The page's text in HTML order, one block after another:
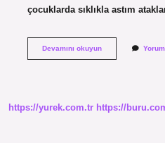
çocuklarda sıklıkla astım
Devamını okuyunTürkiyede
https://yurek.com.tr https://